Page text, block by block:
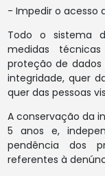
- Impedir o acesso
Todo o sistema
medidas
proteção de
integridade, quer
quer das pessoas
A conservação da
5 anos e,
pendência dos
referentes à